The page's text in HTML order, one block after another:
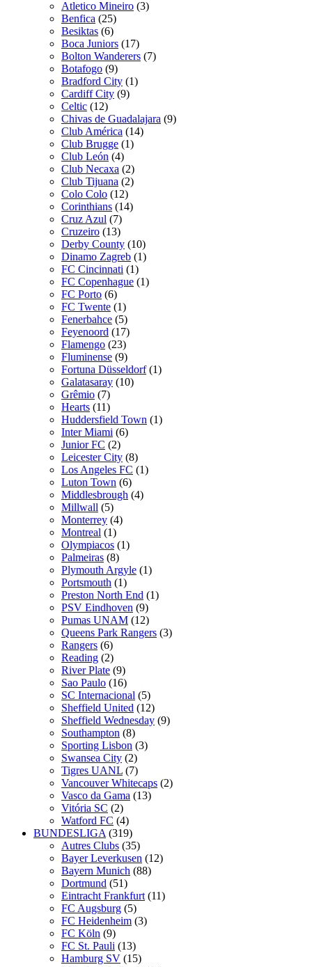
Atletico Mineiro (3)
Benfica (25)
Besiktas (6)
Boca Juniors (17)
Bolton Wanderers (7)
Botafogo (9)
Bradford City (1)
Cardiff City (9)
Celtic (12)
Chivas de Guadalajara (9)
Club América (14)
Club Brugge (1)
Club León (4)
Club Necaxa (2)
Club Tijuana (2)
Colo Colo (12)
Corinthians (14)
Cruz Azul (7)
Cruzeiro (13)
Derby County (10)
Dinamo Zagreb (1)
FC Cincinnati (1)
FC Copenhague (1)
FC Porto (6)
FC Twente (1)
Fenerbahce (5)
Feyenoord (17)
Flamengo (23)
Fluminense (9)
Fortuna Düsseldorf (1)
Galatasaray (10)
Grêmio (7)
Hearts (11)
Huddersfield Town (1)
Inter Miami (6)
Junior FC (2)
Leicester City (8)
Los Angeles FC (1)
Luton Town (6)
Middlesbrough (4)
Millwall (5)
Monterrey (4)
Montreal (1)
Olympiacos (1)
Palmeiras (8)
Plymouth Argyle (1)
Portsmouth (1)
Preston North End (1)
PSV Eindhoven (9)
Pumas UNAM (12)
Queens Park Rangers (3)
Rangers (6)
Reading (2)
River Plate (9)
Sao Paulo (16)
SC Internacional (5)
Sheffield United (12)
Sheffield Wednesday (9)
Southampton (8)
Sporting Lisbon (3)
Swansea City (2)
Tigres UANL (7)
Vancouver Whitecaps (2)
Vasco da Gama (13)
Vitória SC (2)
Watford FC (4)
BUNDESLIGA (319)
Autres Clubs (35)
Bayer Leverkusen (12)
Bayern Munich (88)
Dortmund (51)
Eintracht Frankfurt (11)
FC Augsburg (5)
FC Heidenheim (3)
FC Köln (9)
FC St. Pauli (13)
Hamburg SV (15)